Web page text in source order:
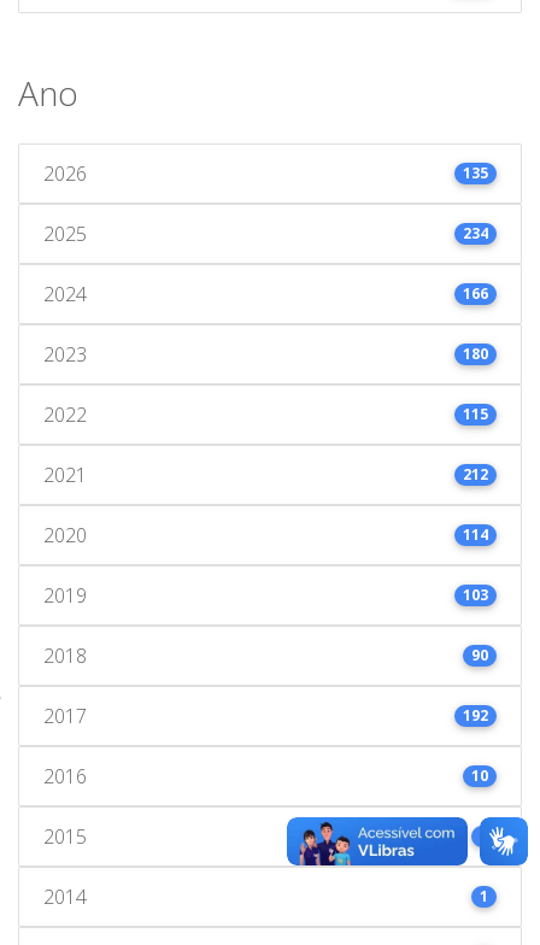
Ano
2026 135
2025 234
2024 166
2023 180
2022 115
2021 212
2020 114
2019 103
2018 90
2017 192
2016 10
2015
2014 1